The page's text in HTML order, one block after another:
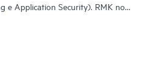
e Application Security). RMK non